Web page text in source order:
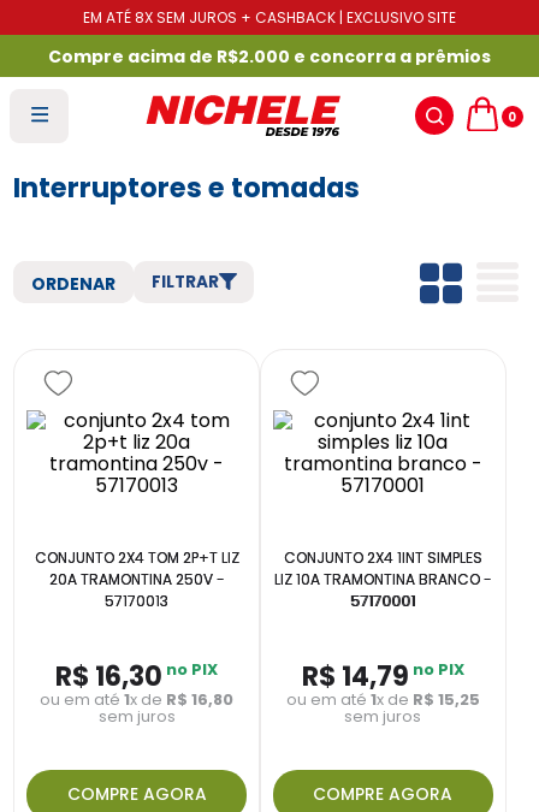
EM ATÉ 8X SEM JUROS + CASHBACK | EXCLUSIVO SITE
Compre acima de R$2.000 e concorra a prêmios
0
Interruptores e tomadas
FILTRAR
CONJUNTO 2X4 TOM 2P+T LIZ
20A TRAMONTINA 250V -
57170013
R$ 16,30 no PIX
ou em até1x de R$ 16,80
sem juros
COMPRE AGORA
CONJUNTO 2X4 1INT SIMPLES
LIZ 10A TRAMONTINA BRANCO -
57170001
R$ 14,79 no PIX
ou em até 1x de R$ 15,25
sem juros
COMPRE AGORA